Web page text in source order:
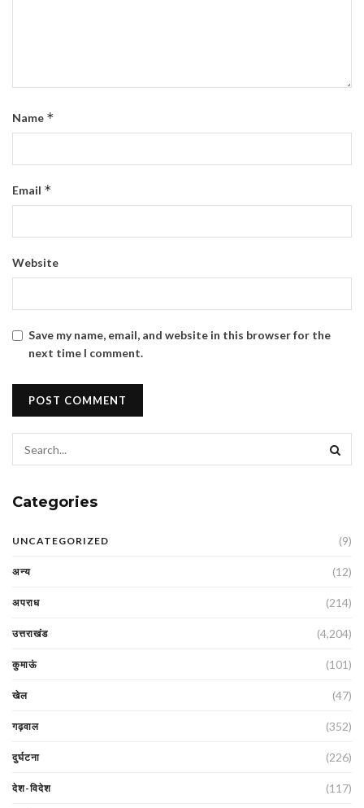
Name *
Email *
Website
Save my name, email, and website in this browser for the
next time I comment.
Categories
UNCATEGORIZED (9)
अन्य (12)
अपराध (214)
उत्तराखंड (4,204)
कुमाऊं (101)
खेल (47)
गढ़वाल (352)
दुर्घटना (226)
देश-विदेश (117)